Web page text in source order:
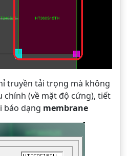
truyền tải trọng mà không
chính (về mặt độ cứng), tiết
báo dạng membrane